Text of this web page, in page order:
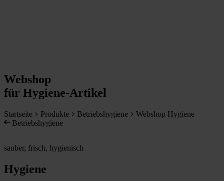
Webshop
für Hygiene-Artikel
Startseite Produkte Betriebshygiene
Webshop Hygiene
Betriebshygiene
sauber, frisch, hygienisch
Hygiene